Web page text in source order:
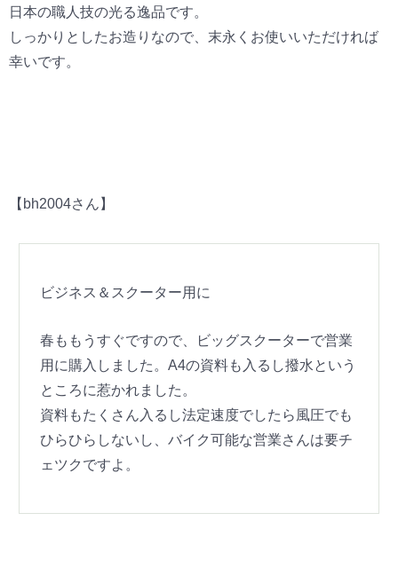
日本の職人技の光る逸品です。
しっかりとしたお造りなので、末永くお使いいただければ
幸いです。
【bh2004さん】
ビジネス＆スクーター用に
春ももうすぐですので、ビッグスクーターで営業
用に購入しました。A4の資料も入るし撥水という
ところに惹かれました。
資料もたくさん入るし法定速度でしたら風圧でも
ひらひらしないし、バイク可能な営業さんは要チ
ェツクですよ。